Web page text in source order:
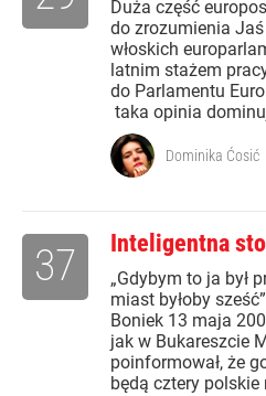
Duża część
do zrozumienia
włoskich
latnim stażem
do Parlamentu
taka opinia
Dominika Ćosić
Inteligentna
„Gdybym to ja był
miast byłoby
Boniek 13 maja
jak w Bukareszcie
poinformował, że
będą cztery polskie
37